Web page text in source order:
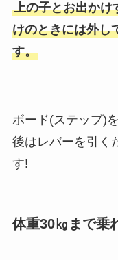
上の子とお出かけ
けのときには外し
す。
ボード(ステップ)
後はレバーを引く
す!
体重30㎏まで乗